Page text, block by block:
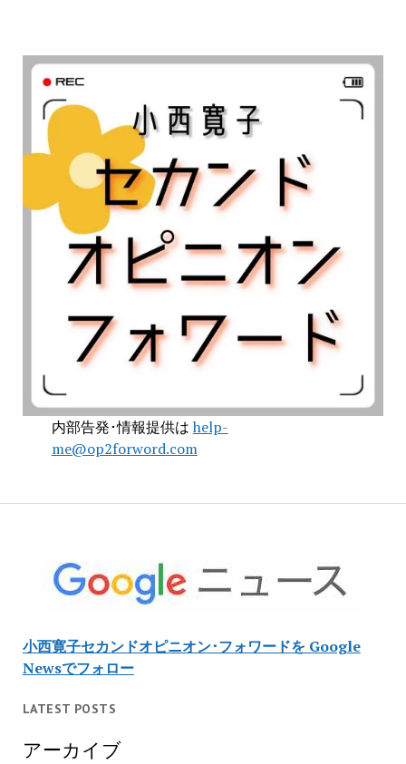
内部告発･情報提供は help-
me@op2forword.com
小西寛子セカンドオピニオン･フォワードを Google
Newsでフォロー
LATEST POSTS
アーカイブ